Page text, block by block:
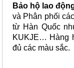
Bảo hộ lao
và Phân phối
từ Hàn Quốc
KUKJE… Hàng
đủ các màu sắc.